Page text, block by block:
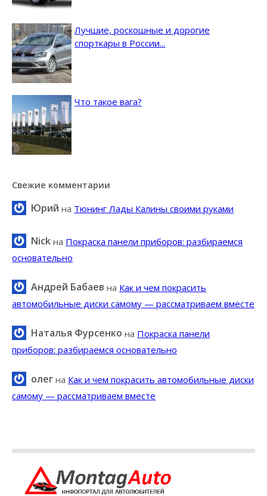
Лучшие, роскошные и дорогие
спорткары в России...
Что такое вага?
Свежие комментарии
Юрий на Тюнинг Лады Калины своими руками
Nick на Покраска панели приборов: разбираемся
основательно
Андрей Бабаев на Как и чем покрасить
автомобильные диски самому — рассматриваем вместе
Наталья Фурсенко на Покраска панели
приборов: разбираемся основательно
олег на Как и чем покрасить автомобильные диски
самому — рассматриваем вместе